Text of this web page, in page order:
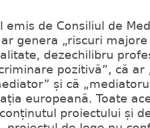
emis de Consiliul de
ar genera „riscuri
dezechilibru
pozitivă”, că
și că
europeană. Toate
proiectului și